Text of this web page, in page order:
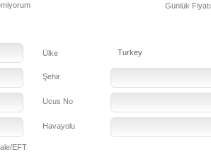
Günlük Fiyatı
Ülke Turkey
Şehir
Ucus No
Havayolu
EFT